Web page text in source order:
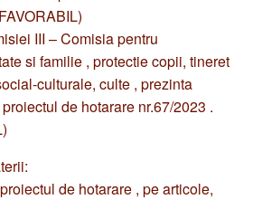
III – Comisia pentru
si familie , protectie copii, tineret
culturale, culte , prezinta
de hotarare nr.67/2023 .
de hotarare , pe articole,